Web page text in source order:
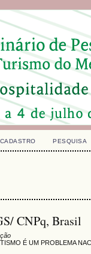
CADASTRO PESQUISA
CNPq, Brasil
É UM PROBLEMA